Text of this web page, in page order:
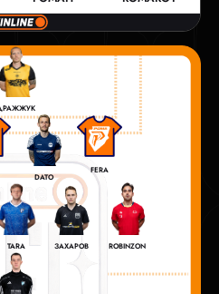
DATO
FERA
TARA ЗАХАРОВ ROBINZON